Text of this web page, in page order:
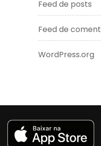
Feed de posts
Feed de
WordPress.org